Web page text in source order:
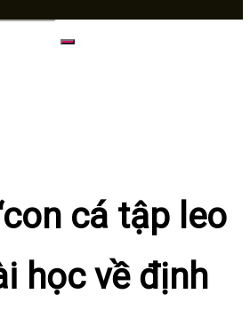
cá tập leo
học về định